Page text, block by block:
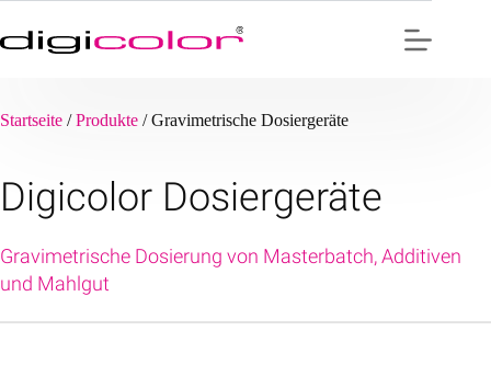
Inhalt
springen
Startseite /Produkte /Gravimetrische Dosiergeräte
Digicolor Dosiergeräte
Gravimetrische Dosierung von Masterbatch, Additiven
und Mahlgut